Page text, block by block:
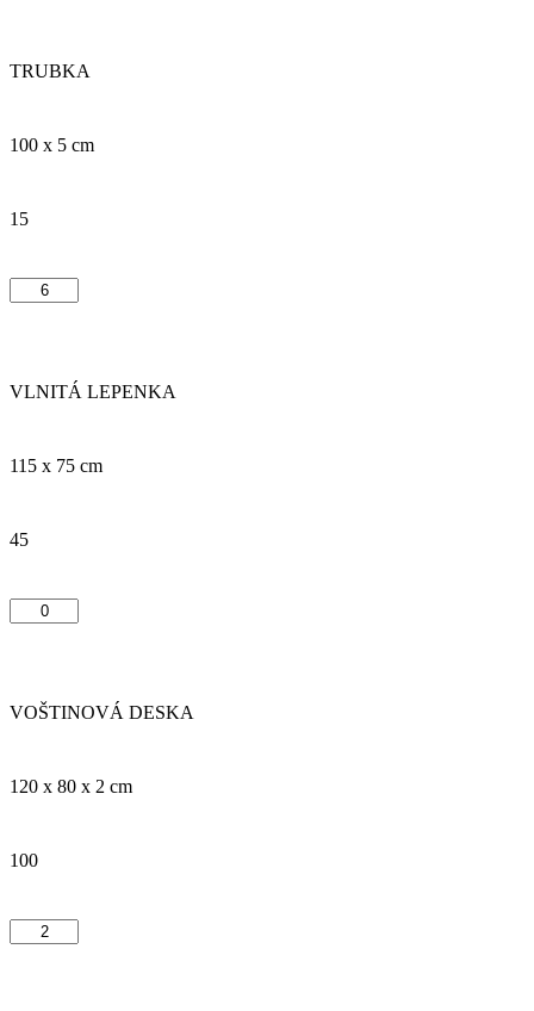
TRUBKA
100 x 5 cm
15
VLNITÁ LEPENKA
115 x 75 cm
45
VOŠTINOVÁ DESKA
120 x 80 x 2 cm
100